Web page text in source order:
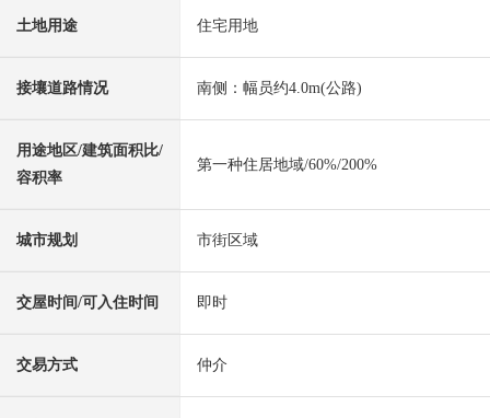
土地用途 住宅用地
接壤道路情况 南侧：幅员约4.0m(公路)
用途地区/建筑面积比/
容积率
第一种住居地域/60%/200%
城市规划 市街区域
交屋时间/可入住时间 即时
交易方式 仲介